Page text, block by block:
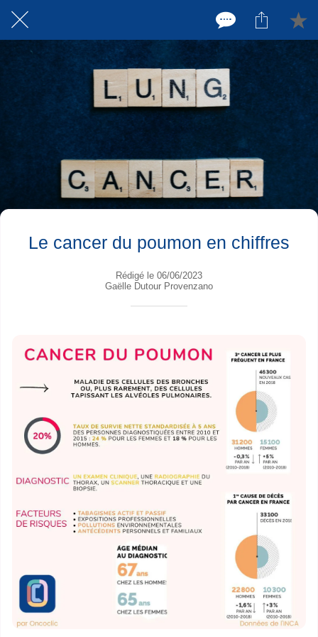
Le cancer du poumon en chiffres
Rédigé le 06/06/2023
Gaëlle Dutour Provenzano